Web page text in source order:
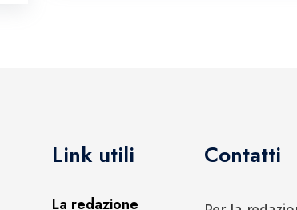
Link utili
La redazione
Contatti